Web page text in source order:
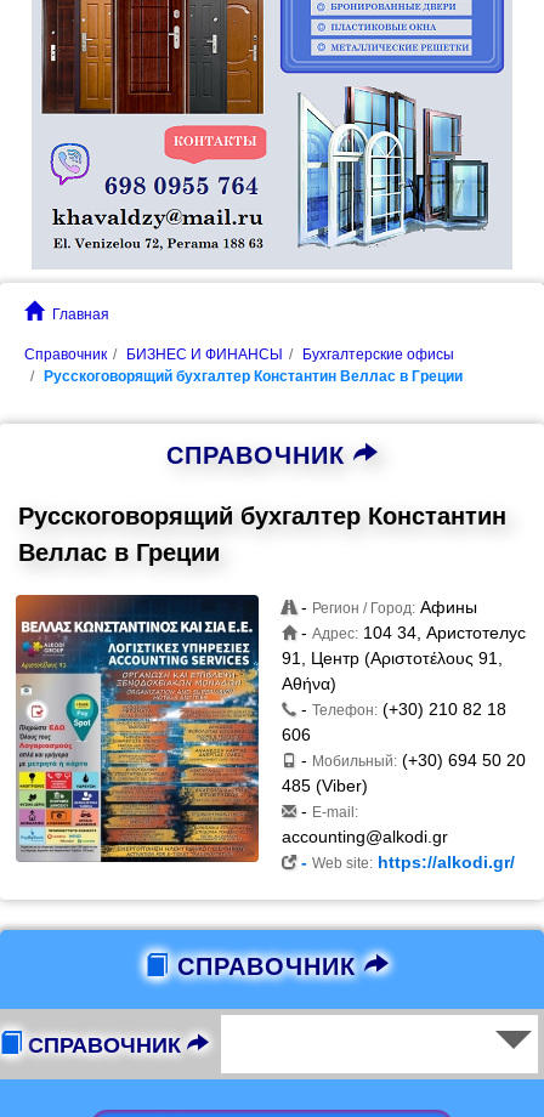
Главная
Справочник БИЗНЕС И ФИНАНСЫ
Бухгалтерские офисы
Русскоговорящий бухгалтер Константин Веллас в Греции
СПРАВОЧНИК
Русскоговорящий бухгалтер Константин
Веллас в Греции
- Регион / Город: Афины
- Адрес: 104 34, Аристотелус
91, Центр (Αριστοτέλους 91,
Αθήνα)
- Телефон: (+30) 210 82 18
606
- Мобильный: (+30) 694 50 20
485 (Viber)
- E-mail:
accounting@alkodi.gr
- Web site: https://alkodi.gr/
СПРАВОЧНИК
СПРАВОЧНИК